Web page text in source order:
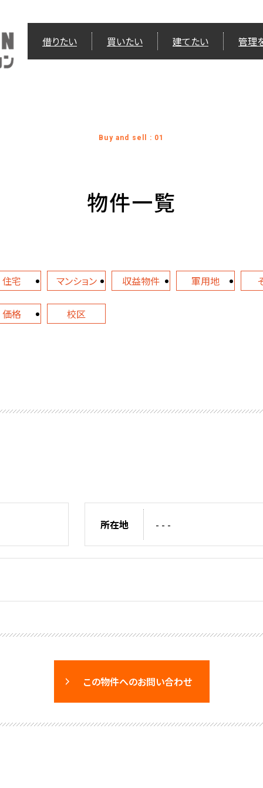
借りたい 買いたい 建てたい 管理
Buy and sell : 01
物件一覧
住宅 マンション 収益物件 軍用地
価格 校区
所在地 - - -
この物件へのお問い合わせ